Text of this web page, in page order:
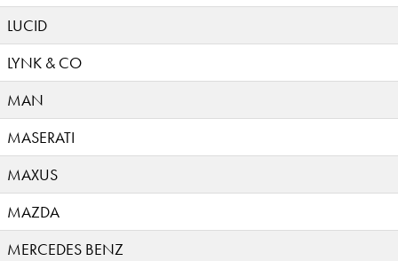
LUCID
LYNK & CO
MAN
MASERATI
MAXUS
MAZDA
MERCEDES BENZ